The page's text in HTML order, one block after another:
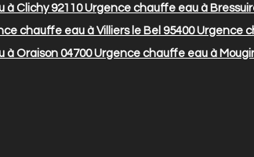
à Clichy 92110Urgence chauffe eau à
chauffe eau à Villiers le Bel 95400Urgence
à Oraison 04700Urgence chauffe eau à